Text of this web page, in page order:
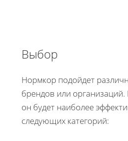
Выбор
Нормкор подойдет
брендов или организаций.
он будет наиболее
следующих категорий: